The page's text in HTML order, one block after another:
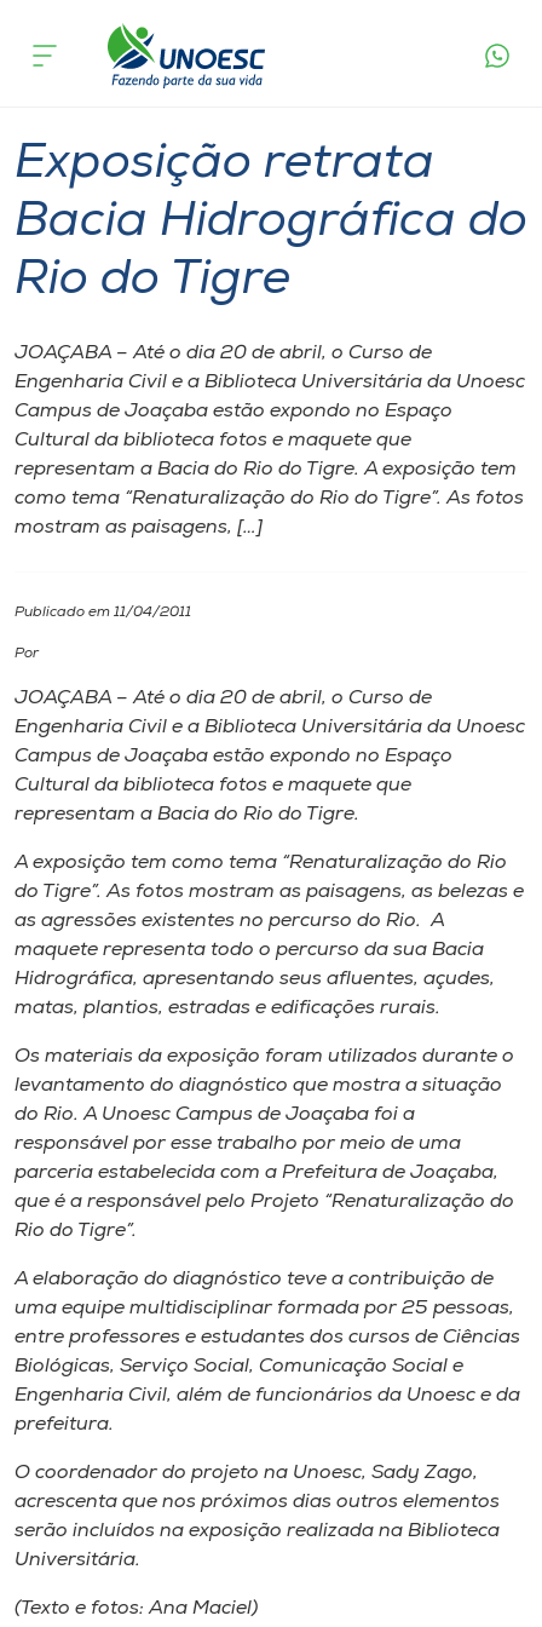
Cursos
Pesquisa
Atendimento ao Estudante
Portal de Ensino
A
Internacionalização
Cultura
CPA
Biblioteca
Editora
Museu
Unoesc
Store
Selecione
o idioma
A-
acontece
Exposição retrata
Bacia Hidrográfica do
Rio do Tigre
JOAÇABA – Até o dia 20 de abril, o Curso de
Engenharia Civil e a Biblioteca Universitária da Unoesc
Campus de Joaçaba estão expondo no Espaço
Cultural da biblioteca fotos e maquete que
representam a Bacia do Rio do Tigre. A exposição tem
como tema “Renaturalização do Rio do Tigre”. As fotos
mostram as paisagens, […]
Publicado em 11/04/2011
Por
JOAÇABA – Até o dia 20 de abril, o Curso de
Engenharia Civil e a Biblioteca Universitária da Unoesc
Campus de Joaçaba estão expondo no Espaço
Cultural da biblioteca fotos e maquete que
representam a Bacia do Rio do Tigre.
A exposição tem como tema “Renaturalização do Rio
do Tigre”. As fotos mostram as paisagens, as belezas e
as agressões existentes no percurso do Rio. A
maquete representa todo o percurso da sua Bacia
Hidrográfica, apresentando seus afluentes, açudes,
matas, plantios, estradas e edificações rurais.
Os materiais da exposição foram utilizados durante o
levantamento do diagnóstico que mostra a situação
do Rio. A Unoesc Campus de Joaçaba foi a
responsável por esse trabalho por meio de uma
parceria estabelecida com a Prefeitura de Joaçaba,
que é a responsável pelo Projeto “Renaturalização do
Rio do Tigre”.
A elaboração do diagnóstico teve a contribuição de
uma equipe multidisciplinar formada por 25 pessoas,
entre professores e estudantes dos cursos de Ciências
Biológicas, Serviço Social, Comunicação Social e
Engenharia Civil, além de funcionários da Unoesc e da
prefeitura.
O coordenador do projeto na Unoesc, Sady Zago,
acrescenta que nos próximos dias outros elementos
serão incluídos na exposição realizada na Biblioteca
Universitária.
(Texto e fotos: Ana Maciel)